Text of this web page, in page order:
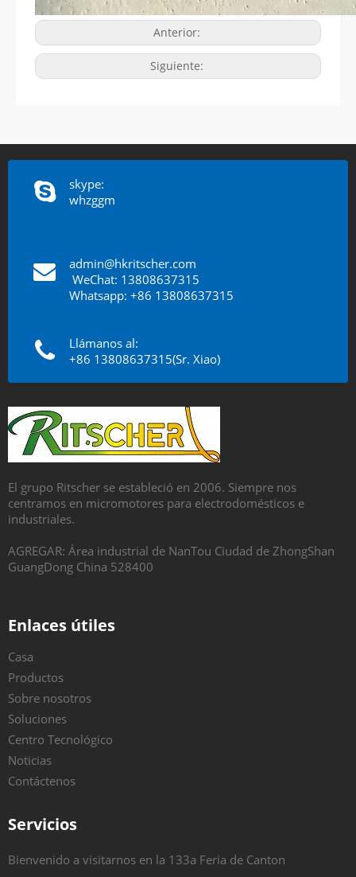
Anterior:
Siguiente:
skype:
whzggm
admin@hkritscher.com
WeChat: 13808637315
Whatsapp: +86 13808637315
Llámanos al:
+86 13808637315(Sr. Xiao)
El grupo Ritscher se estableció en 2006. Siempre nos
centramos en micromotores para electrodomésticos e
industriales.
AGREGAR: Área industrial de NanTou Ciudad de ZhongShan
GuangDong China 528400
Enlaces útiles
Casa
Productos
Sobre nosotros
Soluciones
Centro Tecnológico
Noticias
Contáctenos
Servicios
Bienvenido a visitarnos en la 133a Feria de Canton